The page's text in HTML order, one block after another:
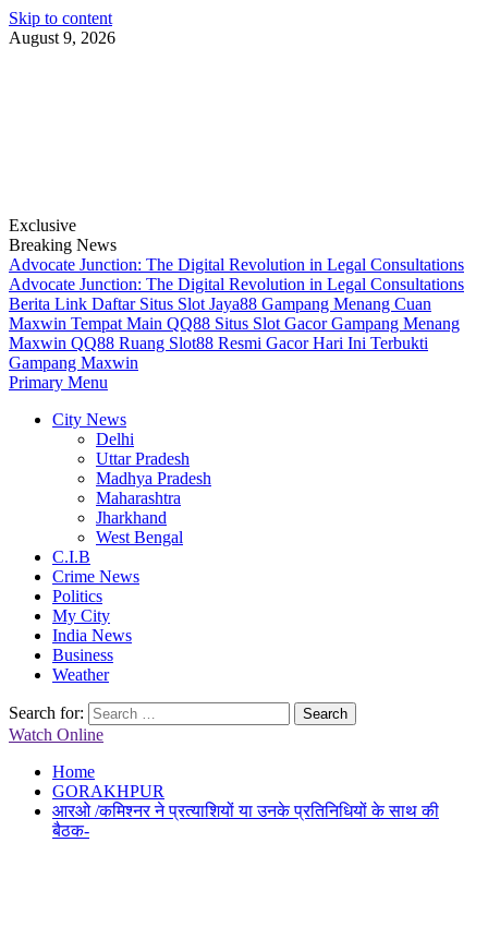
Skip to content
August 9, 2026
Exclusive
Breaking News
Advocate Junction: The Digital Revolution in Legal Consultations
Advocate Junction: The Digital Revolution in Legal Consultations
Berita Link Daftar Situs Slot Jaya88 Gampang Menang Cuan
Maxwin Tempat Main QQ88 Situs Slot Gacor Gampang Menang
Maxwin QQ88 Ruang Slot88 Resmi Gacor Hari Ini Terbukti
Gampang Maxwin
Primary Menu
City News
Delhi
Uttar Pradesh
Madhya Pradesh
Maharashtra
Jharkhand
West Bengal
C.I.B
Crime News
Politics
My City
India News
Business
Weather
Search for:
Watch Online
Home
GORAKHPUR
आरओ /कमिश्नर ने प्रत्याशियों या उनके प्रतिनिधियों के साथ की
बैठक-